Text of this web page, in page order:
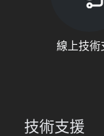
線上技術
技術支援